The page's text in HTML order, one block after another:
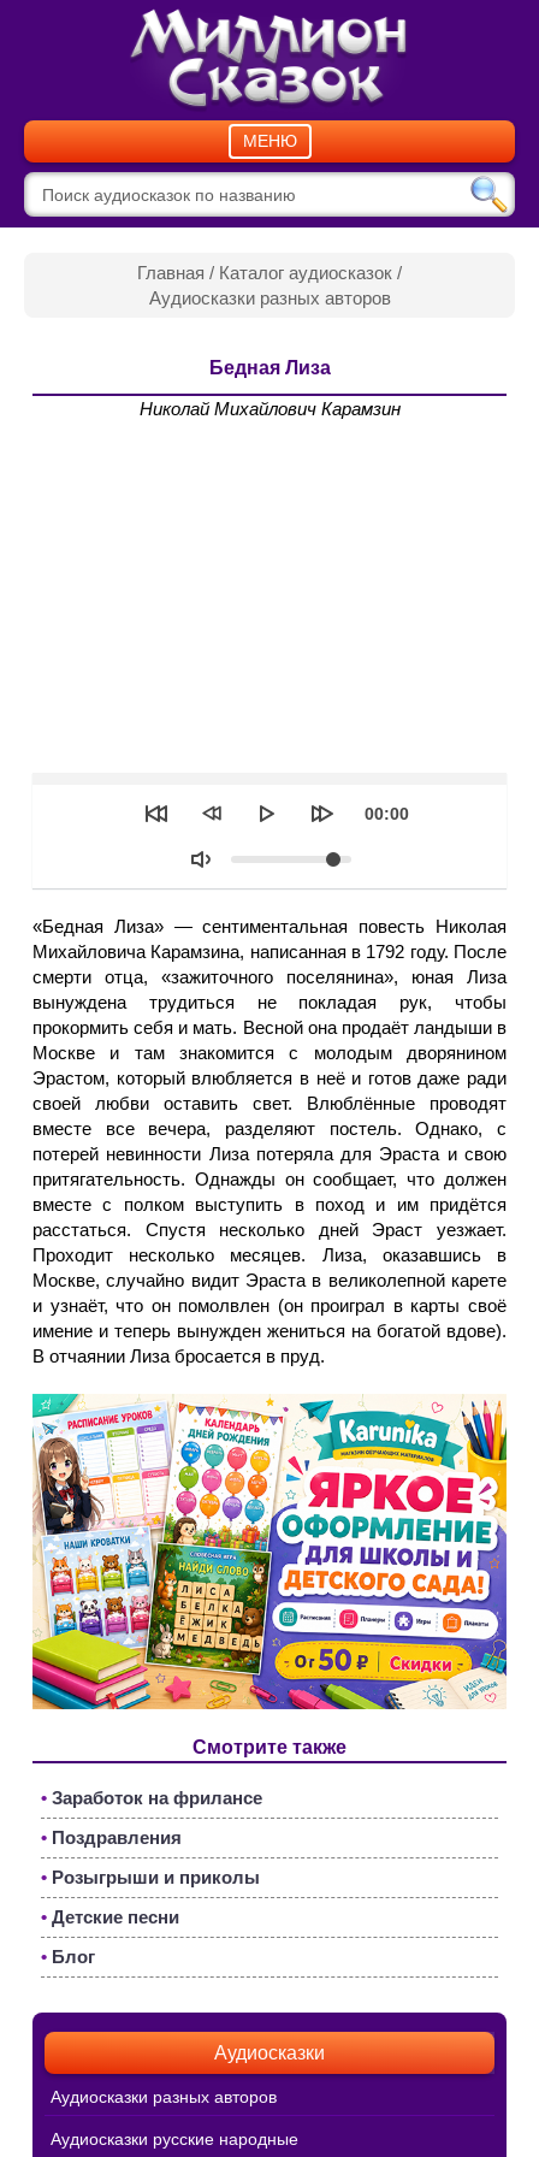
МЕНЮ
Главная / Каталог аудиосказок /
Аудиосказки разных авторов
Бедная Лиза
Николай Михайлович Карамзин
Текущее
00:00
Объем
«Бедная Лиза» — сентиментальная повесть Николая
Михайловича Карамзина, написанная в 1792 году. После
смерти отца, «зажиточного поселянина», юная Лиза
вынуждена трудиться не покладая рук, чтобы
прокормить себя и мать. Весной она продаёт ландыши в
Москве и там знакомится с молодым дворянином
Эрастом, который влюбляется в неё и готов даже ради
своей любви оставить свет. Влюблённые проводят
вместе все вечера, разделяют постель. Однако, с
потерей невинности Лиза потеряла для Эраста и свою
притягательность. Однажды он сообщает, что должен
вместе с полком выступить в поход и им придётся
расстаться. Спустя несколько дней Эраст уезжает.
Проходит несколько месяцев. Лиза, оказавшись в
Москве, случайно видит Эраста в великолепной карете
и узнаёт, что он помолвлен (он проиграл в карты своё
имение и теперь вынужден жениться на богатой вдове).
В отчаянии Лиза бросается в пруд.
Смотрите также
• Заработок на фрилансе
• Поздравления
• Розыгрыши и приколы
• Детские песни
• Блог
Аудиосказки
Аудиосказки разных авторов
Аудиосказки русские народные